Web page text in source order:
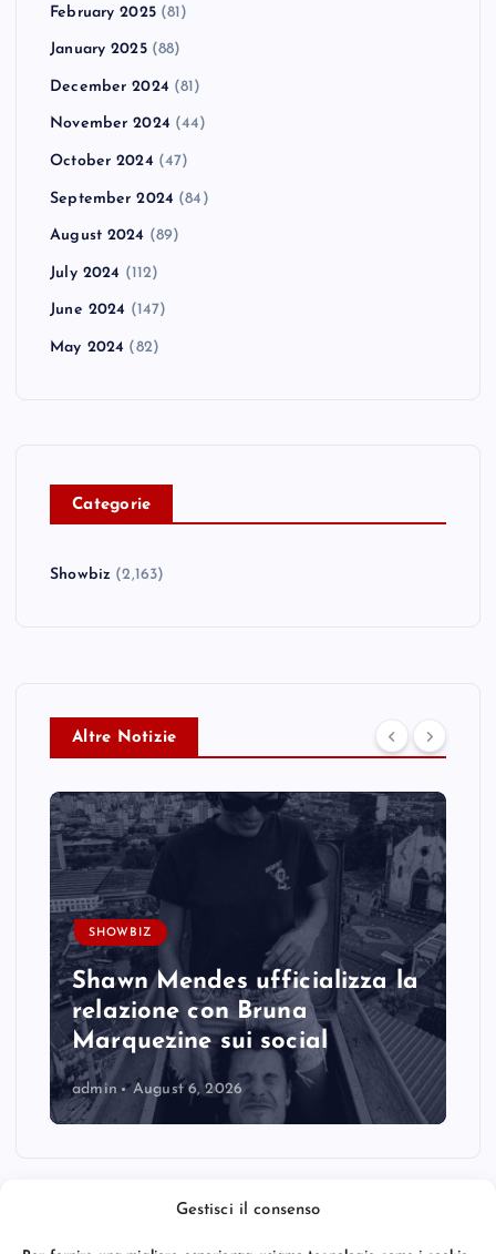
Gestisci il consenso
February 2025(81)
January 2025(88)
December 2024 (81)
November 2024 (44)
October 2024 (47)
September 2024 (84)
August 2024 (89)
July 2024 (112)
June 2024 (147)
May 2024 (82)
Categorie
Showbiz (2,163)
Altre Notizie
SHOWBIZ
Shawn Mendes ufficializza la
relazione con Bruna
Marquezine sui social
admin August 6, 2026